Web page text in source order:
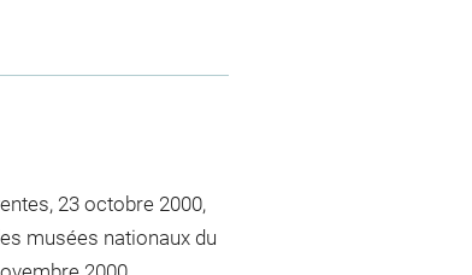
23 octobre 2000,
musées nationaux du